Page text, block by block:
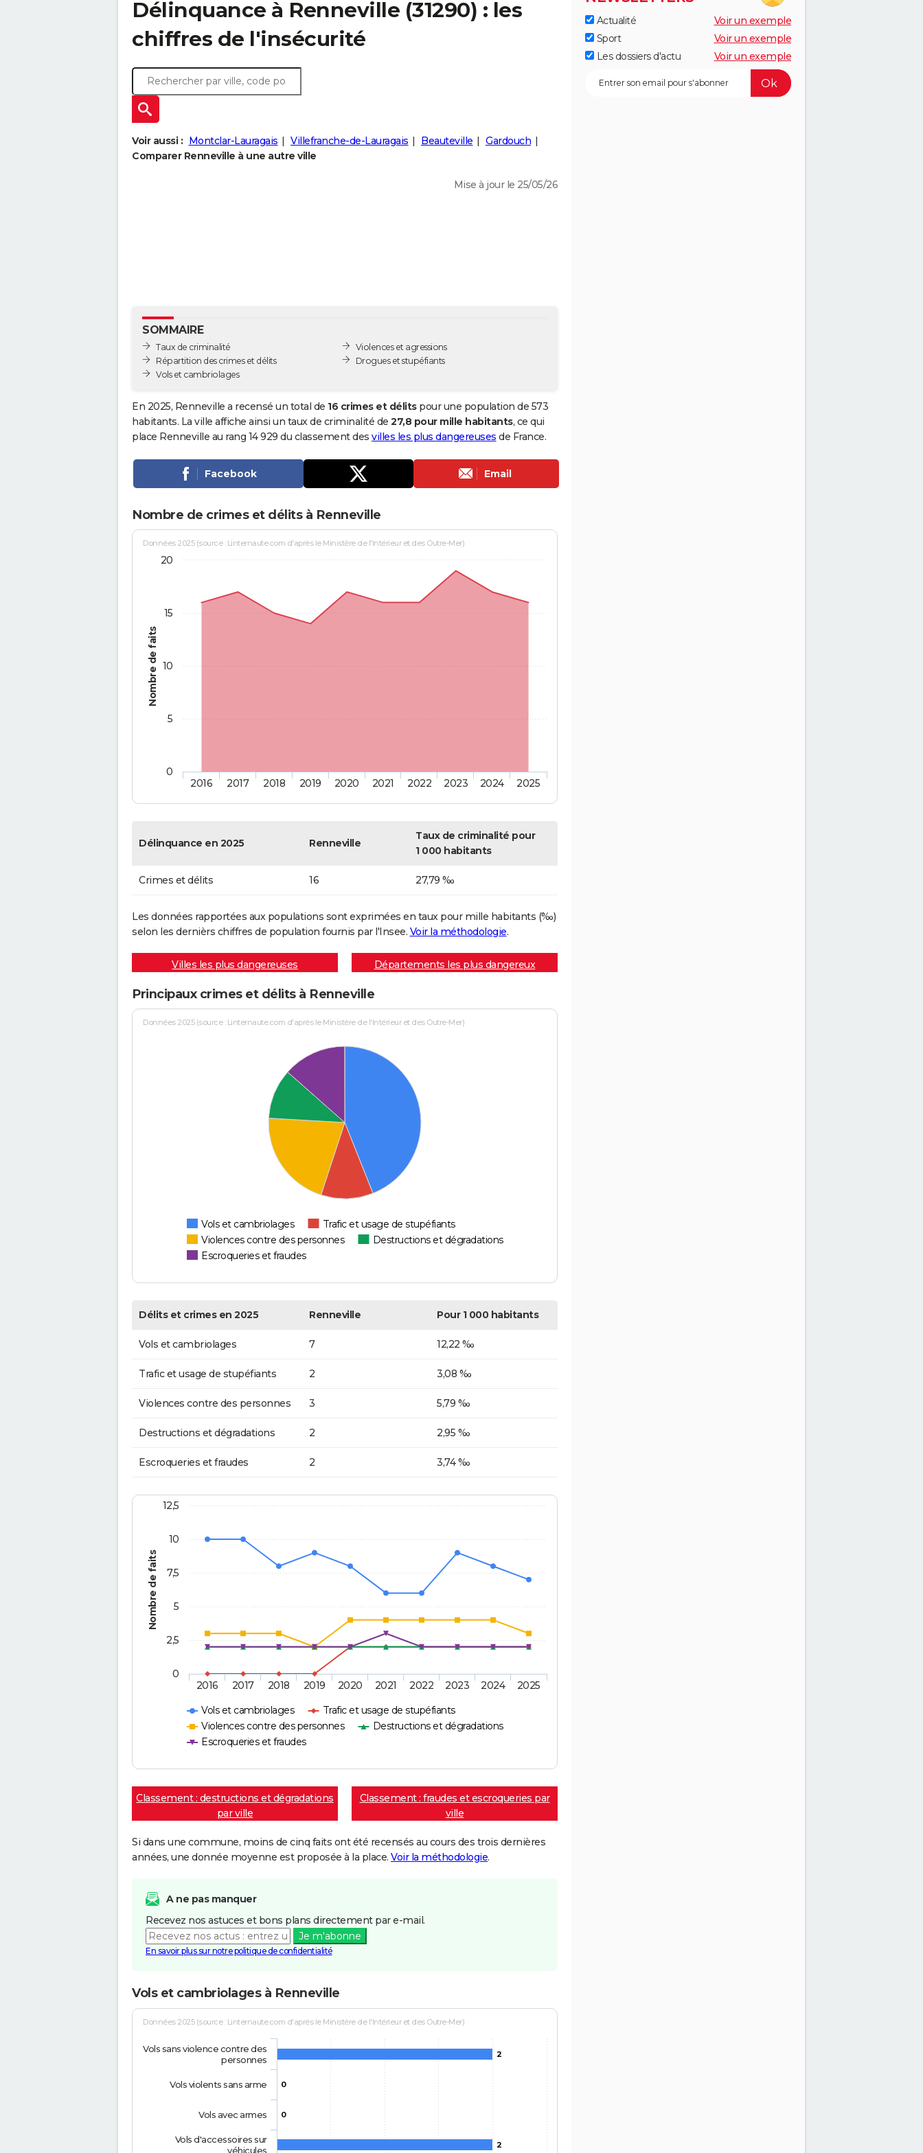
Délinquance à Renneville (31290) : les
chiffres de l'insécurité
Voir aussi : Montclar-Lauragais Villefranche-de-Lauragais Beauteville
Gardouch
Comparer Renneville à une autre ville
Mise à jour le 25/05/26
SOMMAIRE
Taux de criminalité
Répartition des crimes et délits
Vols et cambriolages
Violences et agressions
Drogues et stupéfiants
En 2025, Renneville a recensé un total de 16 crimes et délitspour une population de 573
habitants. La ville affiche ainsi un taux de criminalité de 27,8 pour mille habitants, ce qui
place Renneville au rang 14 929 du classement des villes les plus dangereuses de France.
Facebook Email
Nombre de crimes et délits à Renneville
Nombre de faits
Données 2025 (source : Linternaute.com d'après le Ministère de l'Intérieur et des Outre-Mer)
2016 2017 2018 2019 2020 2021 2022 2023 2024 2025
0
5
10
15
20
Délinquance en 2025 Renneville
Taux de criminalité pour
1 000 habitants
Crimes et délits 16 27,79 ‰
Les données rapportées aux populations sont exprimées en taux pour mille habitants (‰)
selon les dernièrs chiffres de population fournis par l'Insee. Voir la méthodologie.
Villes les plus dangereuses Départements les plus dangereux
Principaux crimes et délits à Renneville
Données 2025 (source : Linternaute.com d'après le Ministère de l'Intérieur et des Outre-Mer)
Vols et cambriolages
Trafic et usage de stupéfiants
Violences contre des personnes
Destructions et dégradations
Escroqueries et fraudes
Délits et crimes en 2025 Renneville Pour 1 000 habitants
Vols et cambriolages 7 12,22 ‰
Trafic et usage de stupéfiants 2 3,08 ‰
Violences contre des personnes 3 5,79 ‰
Destructions et dégradations 2 2,95 ‰
Escroqueries et fraudes 2 3,74 ‰
Nombre de faits
Vols et cambriolages
Trafic et usage de stupéfiants
Violences contre des personnes
Destructions et dégradations
Escroqueries et fraudes
2016 2017 2018 2019 2020 2021 2022 2023 2024 2025
0
2,5
5
7,5
10
12,5
Classement : destructions et dégradations
par ville
Classement : fraudes et escroqueries par
ville
Si dans une commune, moins de cinq faits ont été recensés au cours des trois dernières
années, une donnée moyenne est proposée à la place. Voir la méthodologie.
A ne pas manquer
Recevez nos astuces et bons plans directement par e-mail.
Je m'abonne
En savoir plus sur notre politique de confidentialité
Vols et cambriolages à Renneville
Données 2025 (source : Linternaute.com d'après le Ministère de l'Intérieur et des Outre-Mer)
2
0
0
2
Vols sans violence contre des
personnes
Vols violents sans arme
Vols avec armes
Vols d'accessoires sur
véhicules
Actualité
Voir un exemple
Sport
Voir un exemple
Les dossiers d'actu
Voir un exemple